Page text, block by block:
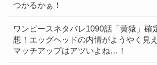
つかるかぁ！
ワンピースネタバレ1090話「黄猿」確
想！エッグヘッドの内情がようやく見
マッチアップはアツいよね…！